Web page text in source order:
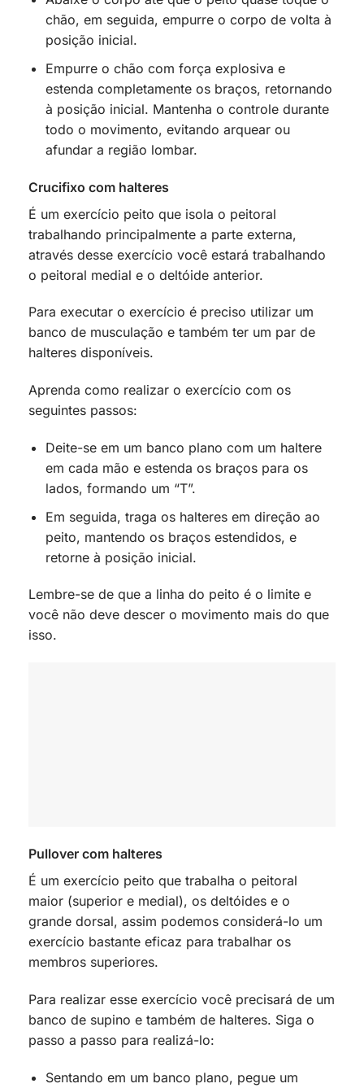
chão, em seguida, empurre o corpo de volta à
posição inicial.
Empurre o chão com força explosiva e
estenda completamente os braços, retornando
à posição inicial. Mantenha o controle durante
todo o movimento, evitando arquear ou
afundar a região lombar.
Crucifixo com halteres
É um exercício peito que isola o peitoral
trabalhando principalmente a parte externa,
através desse exercício você estará trabalhando
o peitoral medial e o deltóide anterior.
Para executar o exercício é preciso utilizar um
banco de musculação e também ter um par de
halteres disponíveis.
Aprenda como realizar o exercício com os
seguintes passos:
Deite-se em um banco plano com um haltere
em cada mão e estenda os braços para os
lados, formando um “T”.
Em seguida, traga os halteres em direção ao
peito, mantendo os braços estendidos, e
retorne à posição inicial.
Lembre-se de que a linha do peito é o limite e
você não deve descer o movimento mais do que
isso.
Pullover com halteres
É um exercício peito que trabalha o peitoral
maior (superior e medial), os deltóides e o
grande dorsal, assim podemos considerá-lo um
exercício bastante eficaz para trabalhar os
membros superiores.
Para realizar esse exercício você precisará de um
banco de supino e também de halteres. Siga o
passo a passo para realizá-lo:
Sentando em um banco plano, pegue um